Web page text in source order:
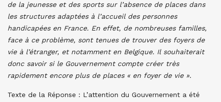
de la jeunesse et des sports sur l’absence de places dans
les structures adaptées à l’accueil des personnes
handicapées en France. En effet, de nombreuses familles,
face à ce problème, sont tenues de trouver des foyers de
vie à l’étranger, et notamment en Belgique. Il souhaiterait
donc savoir si le Gouvernement compte créer très
rapidement encore plus de places « en foyer de vie ».
Texte de la Réponse : L’attention du Gouvernement a été